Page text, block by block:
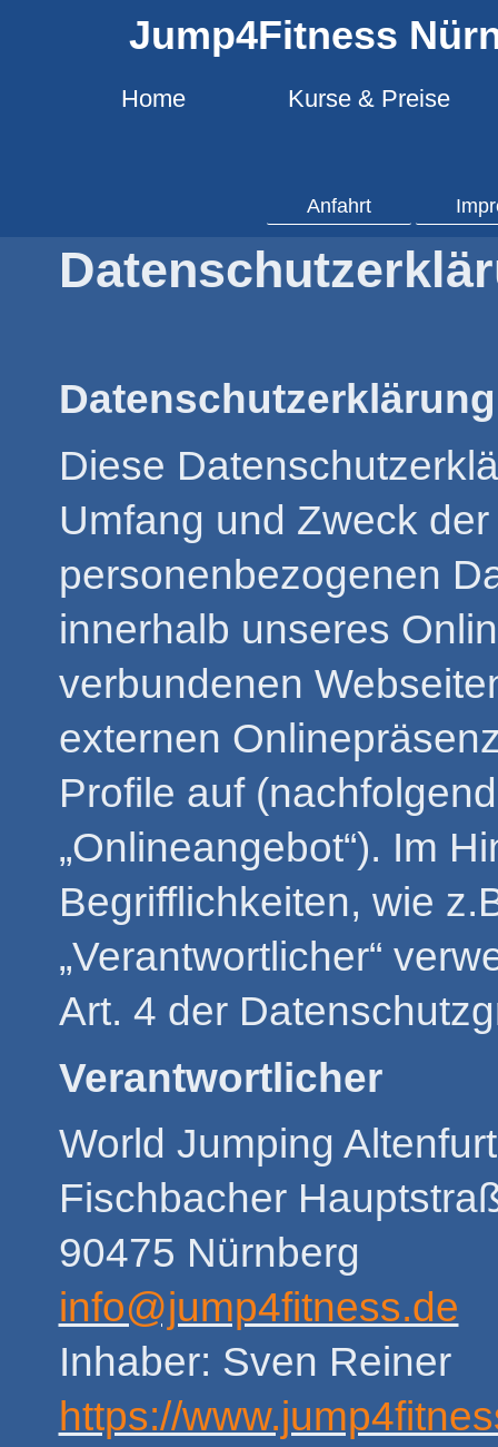
Jump4Fitness
Home Kurse & Preise
Anfahrt
Datenschutzerklärung
Diese
Umfang und Zweck
personenbezogenen
innerhalb unseres
verbundenen
externen
Profile auf
„Onlineangebot“). Im
Begrifflichkeiten, wie
„Verantwortlicher“
Art. 4 der
Verantwortlicher
World Jumping Altenfurt
Fischbacher
90475 Nürnberg
info@jump4fitness.de
Inhaber: Sven Reiner
https://